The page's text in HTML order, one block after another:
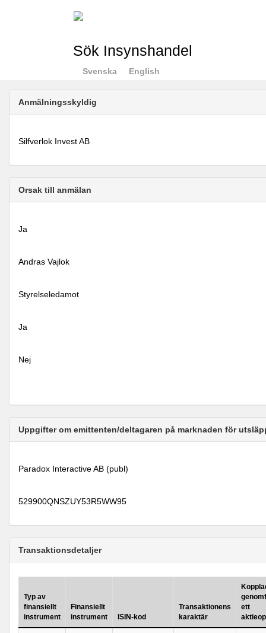
Sök Insynshandel
Svenska English
Anmälningsskyldig
Silfverlok Invest AB
Orsak till anmälan
Ja
Andras Vajlok
Styrelseledamot
Ja
Nej
Uppgifter om emittenten/deltagaren på marknaden för
Paradox Interactive AB (publ)
529900QNSZUY53R5WW95
Transaktionsdetaljer
Typ av
finansiellt
instrument
Finansiellt
instrument
ISIN-kod
Transaktionens
karaktär
ett